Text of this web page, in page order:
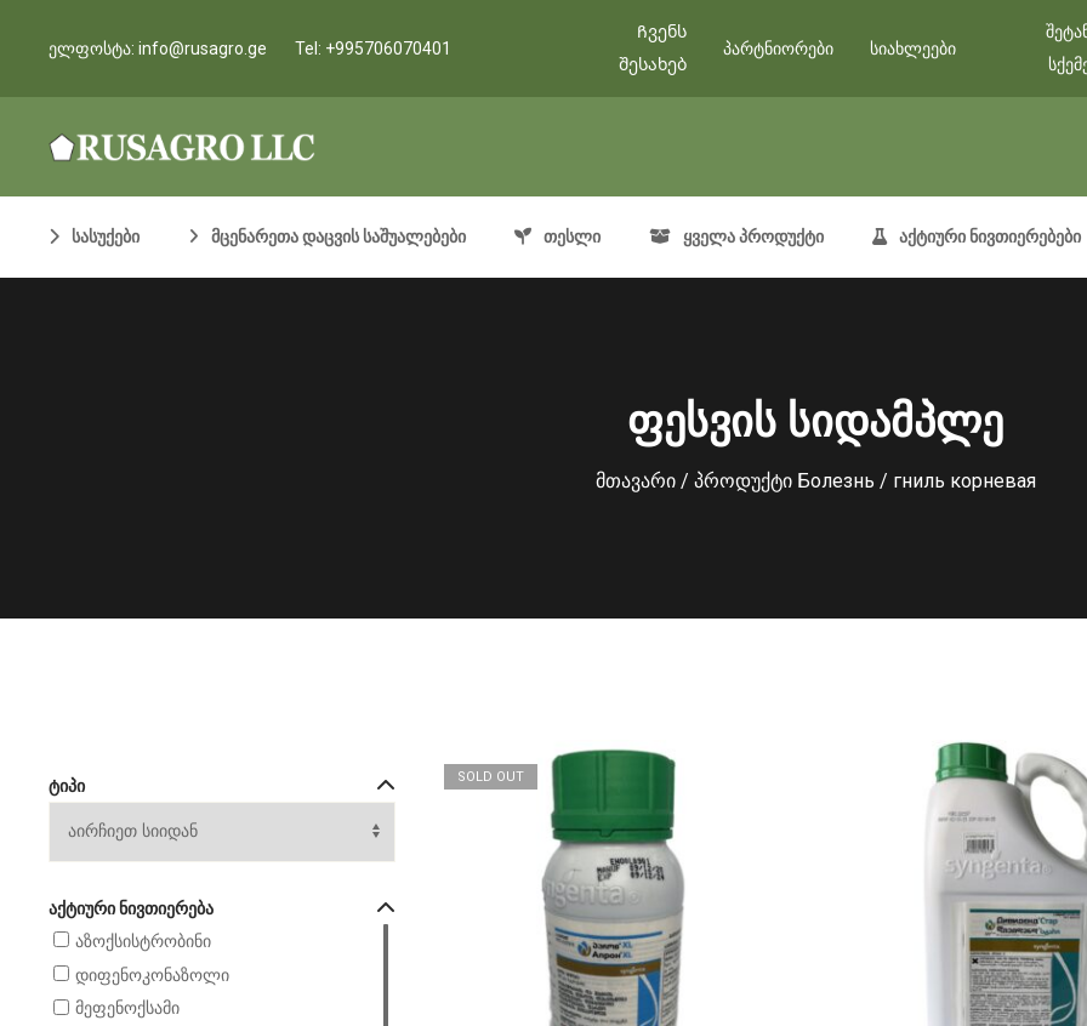
ელფოსტა: info@rusagro.ge Tel: +995706070401
Ჩვენს
შესახებ
პარტნიორები სიახლეები
სასუქები მცენარეთა დაცვის საშუალებები თესლი ყველა პროდუქტი აქტიური ნივთიერებები
ფესვის სიდამპლე
მთავარი/ პროდუქტი Болезнь / гниль корневая
ᲢᲘᲞᲘ
ᲐᲥᲢᲘᲣᲠᲘ ᲜᲘᲕᲗᲘᲔᲠᲔᲑᲐ
აზოქსისტრობინი
დიფენოკონაზოლი
მეფენოქსამი
SOLD OUT